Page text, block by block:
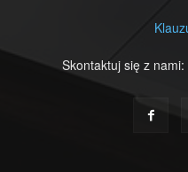
Skontaktuj się z nami: